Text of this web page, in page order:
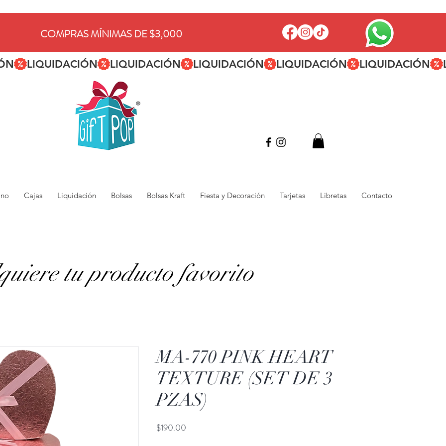
COMPRAS MÍNIMAS DE $3,000
Cajas Liquidación Bolsas Bolsas Kraft Fiesta y Decoración Tarjetas Libretas Contacto
tu producto favorito
MA-770 PINK HEART
TEXTURE (SET DE 3
PZAS)
$190.00